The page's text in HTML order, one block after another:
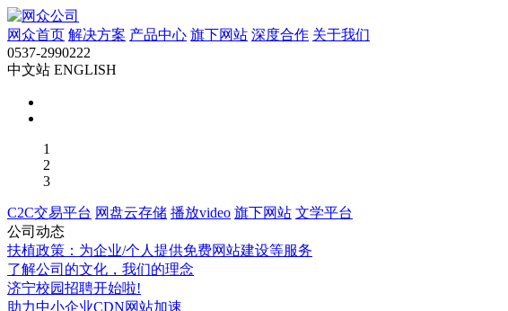
网众首页 解决方案 产品中心 旗下网站 深度合作 关于我们
0537-2990222
中文站 ENGLISH
1
2
3
C2C交易平台 网盘云存储 播放video 旗下网站 文学平台
公司动态
扶植政策：为企业/个人提供免费网站建设等服务
了解公司的文化，我们的理念
济宁校园招聘开始啦!
助力中小企业CDN网站加速